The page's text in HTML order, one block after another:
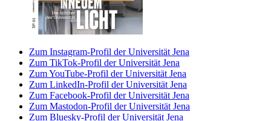
Zum Instagram-Profil der Universität Jena
Zum TikTok-Profil der Universität Jena
Zum YouTube-Profil der Universität Jena
Zum LinkedIn-Profil der Universität Jena
Zum Facebook-Profil der Universität Jena
Zum Mastodon-Profil der Universität Jena
Zum Bluesky-Profil der Universität Jena